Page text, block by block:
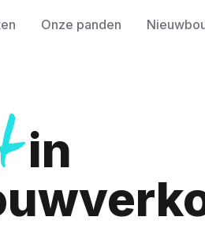
Onze panden
in